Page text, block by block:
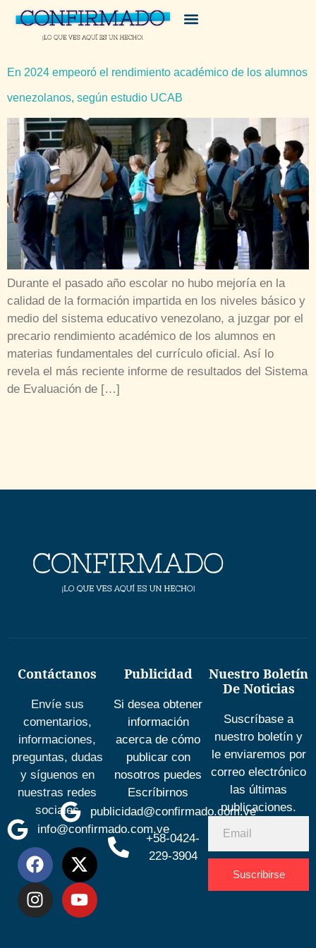
En 2024 empeoró el rendimiento académico de los alumnos
venezolanos, según estudio UCAB
Durante el pasado año escolar no hubo mejoría en la
calidad de la formación impartida en los niveles básico y
medio del sistema educativo venezolano, a juzgar por el
precario rendimiento académico de los alumnos en
materias fundamentales del currículo oficial. Así lo
revela el más reciente informe de resultados del Sistema
de Evaluación de […]
Contáctanos
Envíe sus
comentarios,
informaciones,
preguntas, dudas
y síguenos en
nuestras redes
sociales
info@confirmado.com.ve
Publicidad
Si desea obtener
información
acerca de cómo
publicar con
nosotros puedes
Escríbirnos
publicidad@confirmado.com.ve
+58-0424-
229-3904
Nuestro Boletín
De Noticias
Suscríbase a
nuestro boletín y
le enviaremos por
correo electrónico
las últimas
publicaciones.
Suscribirse